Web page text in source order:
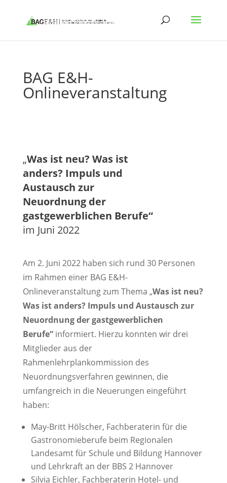
BAG E&H-
Onlineveranstaltung
„Was ist neu? Was ist
anders? Impuls und
Austausch zur
Neuordnung der
gastgewerblichen Berufe“
im Juni 2022
Am 2. Juni 2022 haben sich rund 30 Personen
im Rahmen einer BAG E&H-
Onlineveranstaltung zum Thema „Was ist neu?
Was ist anders? Impuls und Austausch zur
Neuordnung der gastgewerblichen
Berufe“informiert. Hierzu konnten wir drei
Mitglieder aus der
Rahmenlehrplankommission des
Neuordnungsverfahren gewinnen, die
umfangreich in die Neuerungen eingeführt
haben:
May-Britt Hölscher, Fachberaterin für die
Gastronomieberufe beim Regionalen
Landesamt für Schule und Bildung Hannover
und Lehrkraft an der BBS 2 Hannover
Silvia Eichler, Fachberaterin Hotel- und